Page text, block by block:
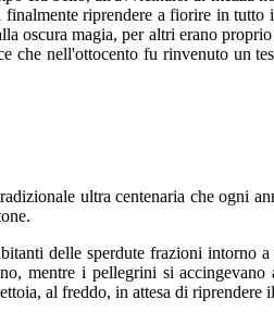
riprendere a fiorire in tutto
oscura magia, per altri erano
che nell'ottocento fu rinvenuto un
ultra centenaria che ogni
delle sperdute frazioni intorno
mentre i pellegrini si
al freddo, in attesa di riprendere